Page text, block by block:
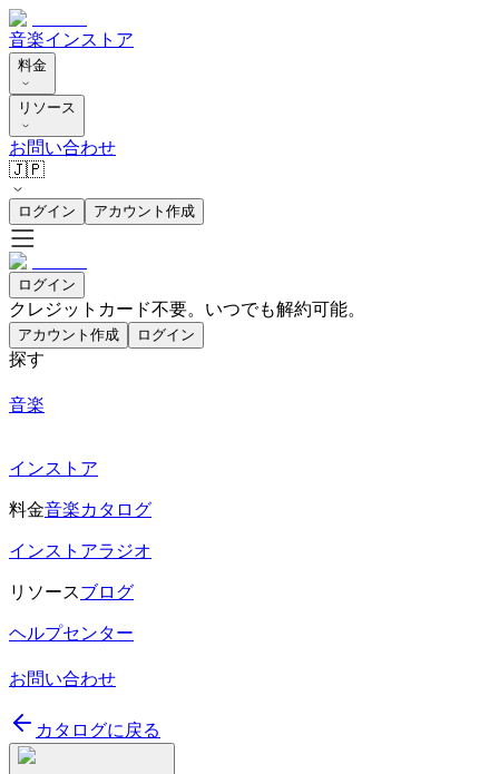
音楽インストア
料金
リソース
お問い合わせ
🇯🇵
ログイン アカウント作成
ログイン
クレジットカード不要。いつでも解約可能。
アカウント作成 ログイン
探す
音楽
インストア
料金音楽カタログ
インストアラジオ
リソースブログ
ヘルプセンター
お問い合わせ
カタログに戻る